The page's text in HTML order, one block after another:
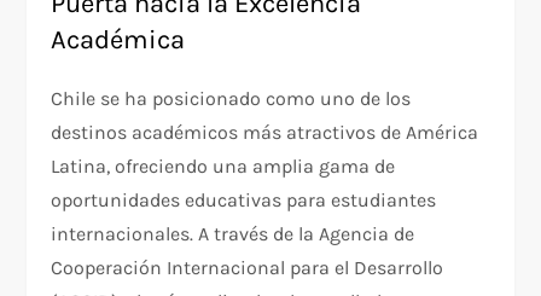
Académica
Chile se ha posicionado como uno de los
destinos académicos más atractivos de América
Latina, ofreciendo una amplia gama de
oportunidades educativas para estudiantes
internacionales. A través de la Agencia de
Cooperación Internacional para el Desarrollo